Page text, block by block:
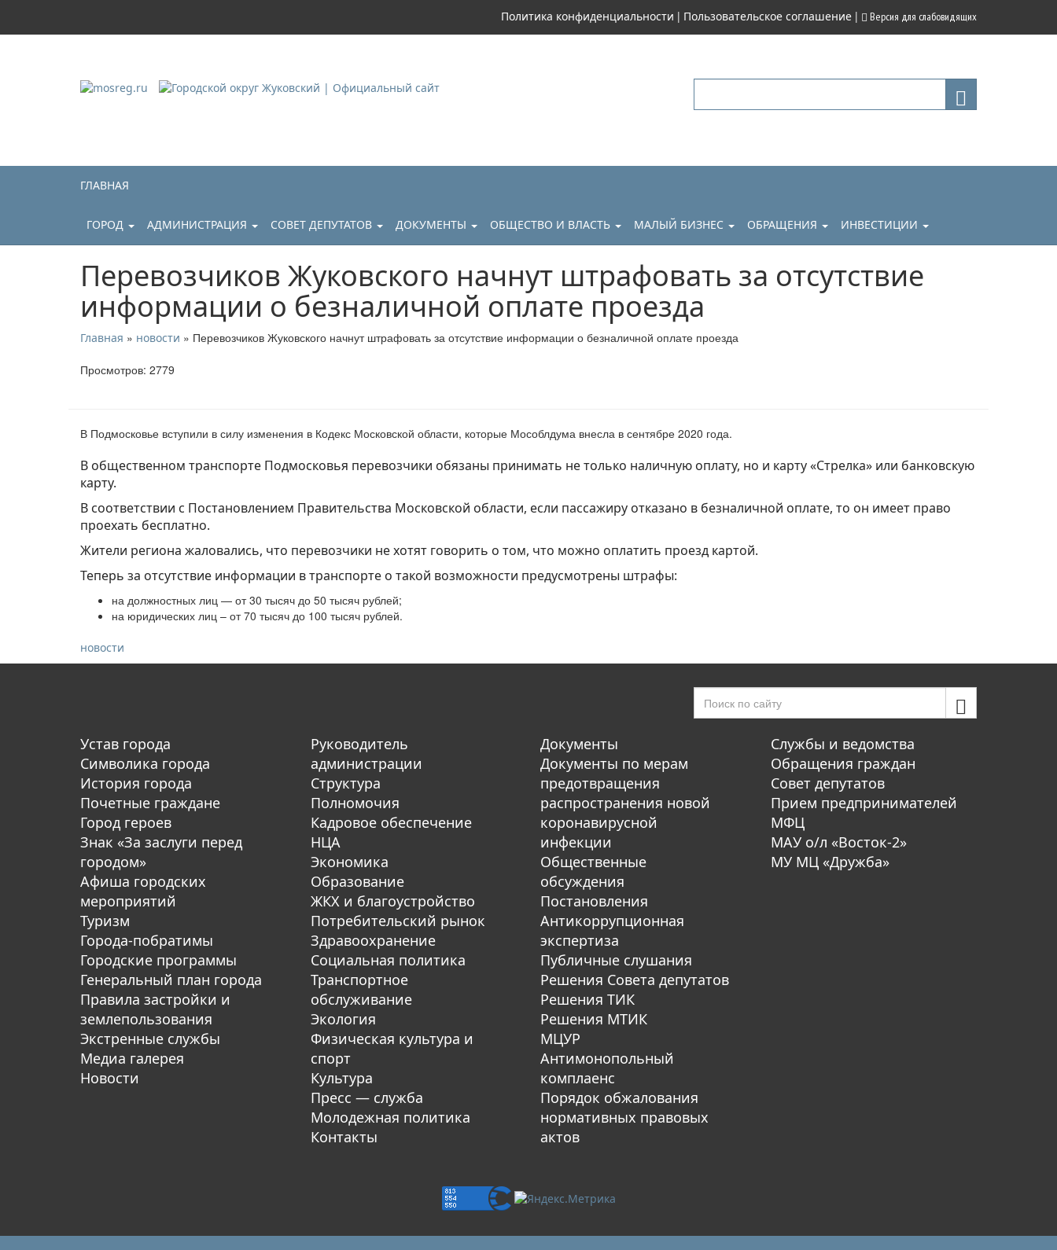
Политика конфиденциальности | Пользовательское соглашение | Версия для слабовидящих
ГЛАВНАЯ
ГОРОД АДМИНИСТРАЦИЯ СОВЕТ ДЕПУТАТОВ ДОКУМЕНТЫ ОБЩЕСТВО И ВЛАСТЬ МАЛЫЙ БИЗНЕС ОБРАЩЕНИЯ ИНВЕСТИЦИИ
Перевозчиков Жуковского начнут штрафовать за отсутствие
информации о безналичной оплате проезда
Главная » новости » Перевозчиков Жуковского начнут штрафовать за отсутствие информации о безналичной оплате проезда
Просмотров: 2779
В Подмосковье вступили в силу изменения в Кодекс Московской области, которые Мособлдума внесла в сентябре 2020 года.
В общественном транспорте Подмосковья перевозчики обязаны принимать не только наличную оплату, но и карту «Стрелка» или банковскую
карту.
В соответствии с Постановлением Правительства Московской области, если пассажиру отказано в безналичной оплате, то он имеет право
проехать бесплатно.
Жители региона жаловались, что перевозчики не хотят говорить о том, что можно оплатить проезд картой.
Теперь за отсутствие информации в транспорте о такой возможности предусмотрены штрафы:
на должностных лиц — от 30 тысяч до 50 тысяч рублей;
на юридических лиц – от 70 тысяч до 100 тысяч рублей.
новости
Устав города
Символика города
История города
Почетные граждане
Город героев
Знак «За заслуги перед
городом»
Афиша городских
мероприятий
Туризм
Города-побратимы
Городские программы
Генеральный план города
Правила застройки и
землепользования
Экстренные службы
Медиа галерея
Новости
Руководитель
администрации
Структура
Полномочия
Кадровое обеспечение
НЦА
Экономика
Образование
ЖКХ и благоустройство
Потребительский рынок
Здравоохранение
Социальная политика
Транспортное
обслуживание
Экология
Физическая культура и
спорт
Культура
Пресс — служба
Молодежная политика
Контакты
Документы
Документы по мерам
предотвращения
распространения новой
коронавирусной
инфекции
Общественные
обсуждения
Постановления
Антикоррупционная
экспертиза
Публичные слушания
Решения Совета депутатов
Решения ТИК
Решения МТИК
МЦУР
Антимонопольный
комплаенс
Порядок обжалования
нормативных правовых
актов
Службы и ведомства
Обращения граждан
Совет депутатов
Прием предпринимателей
МФЦ
МАУ о/л «Восток-2»
МУ МЦ «Дружба»